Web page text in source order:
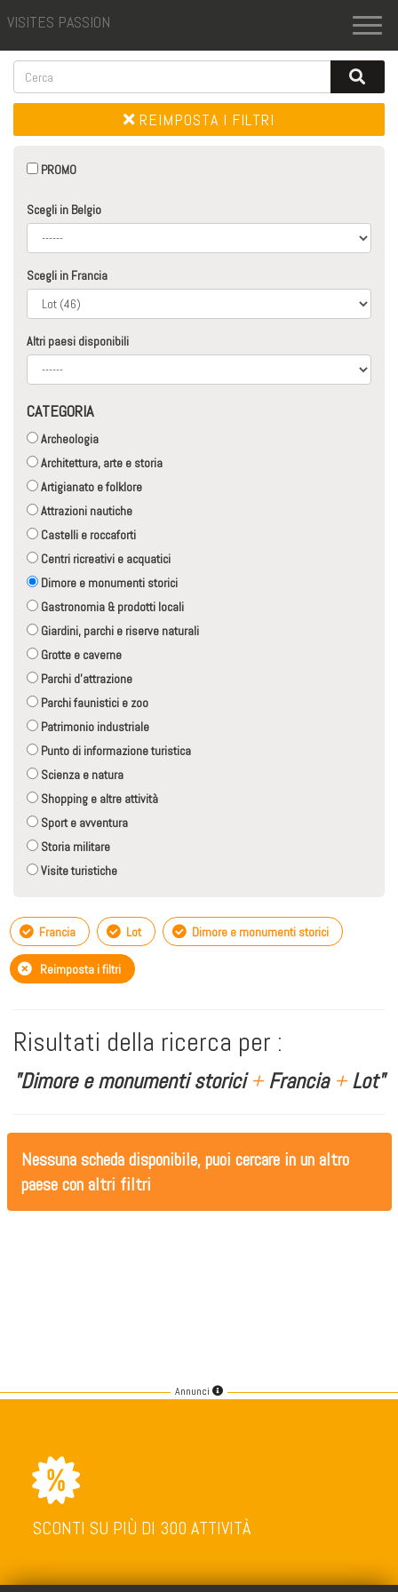
VISITES PASSION
REIMPOSTA I FILTRI
PROMO
Scegli in Belgio
Scegli in Francia
Altri paesi disponibili
CATEGORIA
Archeologia
Architettura, arte e storia
Artigianato e folklore
Attrazioni nautiche
Castelli e roccaforti
Centri ricreativi e acquatici
Dimore e monumenti storici
Gastronomia & prodotti locali
Giardini, parchi e riserve naturali
Grotte e caverne
Parchi d'attrazione
Parchi faunistici e zoo
Patrimonio industriale
Punto di informazione turistica
Scienza e natura
Shopping e altre attività
Sport e avventura
Storia militare
Visite turistiche
Francia Lot Dimore e monumenti storici
Reimposta i filtri
Risultati della ricerca per :
"Dimore e monumenti storici+Francia +Lot"
Nessuna scheda disponibile, puoi cercare in un altro
paese con altri filtri
Annunci
SCONTI SU PIÙ DI 300 ATTIVITÀ